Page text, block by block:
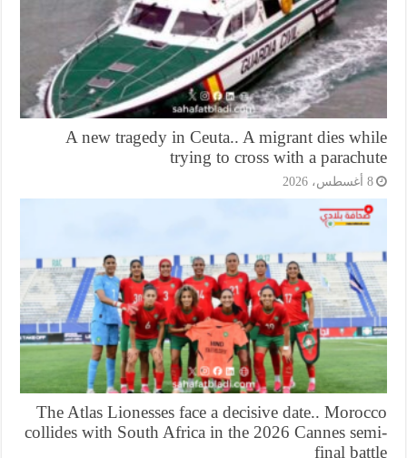
A new tragedy in Ceuta.. A migrant dies
trying to cross with a
The Atlas Lionesses face a decisive date..
collides with South Africa in the 2026 Cannes
final